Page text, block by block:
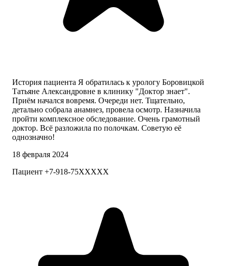
История пациента Я обратилась к урологу Боровицкой
Татьяне Александровне в клинику "Доктор знает".
Приём начался вовремя. Очереди нет. Тщательно,
детально собрала анамнез, провела осмотр. Назначила
пройти комплексное обследование. Очень грамотный
доктор. Всё разложила по полочкам. Советую её
однозначно!
18 февраля 2024
Пациент +7-918-75XXXXX